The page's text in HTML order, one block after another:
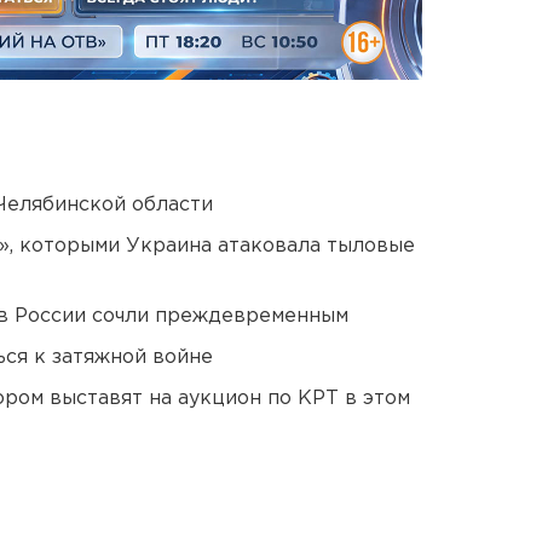
области
которыми Украина атаковала тыловые
России сочли преждевременным
к затяжной войне
выставят на аукцион по КРТ в этом